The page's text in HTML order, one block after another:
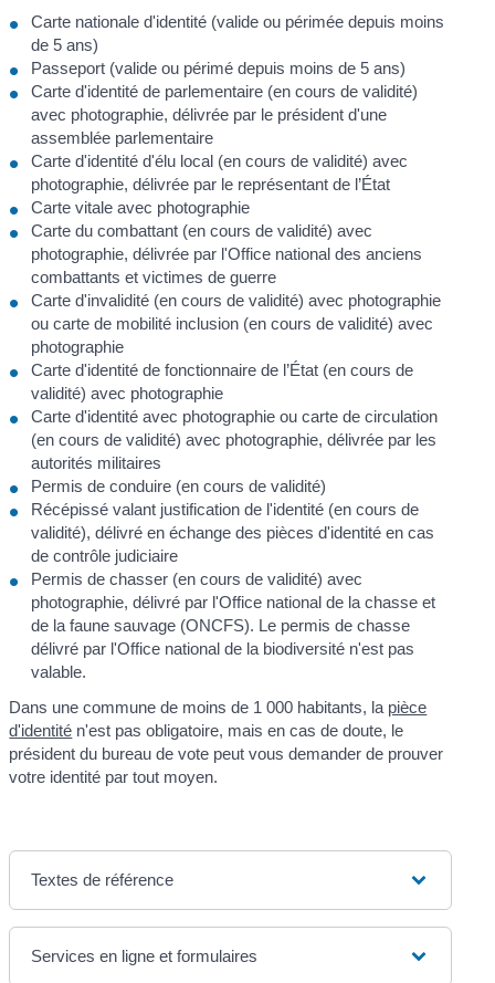
Carte nationale d'identité (valide ou périmée depuis moins
de 5 ans)
Passeport (valide ou périmé depuis moins de 5 ans)
Carte d'identité de parlementaire (en cours de validité)
avec photographie, délivrée par le président d'une
assemblée parlementaire
Carte d'identité d'élu local (en cours de validité) avec
photographie, délivrée par le représentant de l’État
Carte vitale avec photographie
Carte du combattant (en cours de validité) avec
photographie, délivrée par l'Office national des anciens
combattants et victimes de guerre
Carte d'invalidité (en cours de validité) avec photographie
ou carte de mobilité inclusion (en cours de validité) avec
photographie
Carte d'identité de fonctionnaire de l’État (en cours de
validité) avec photographie
Carte d'identité avec photographie ou carte de circulation
(en cours de validité) avec photographie, délivrée par les
autorités militaires
Permis de conduire (en cours de validité)
Récépissé valant justification de l'identité (en cours de
validité), délivré en échange des pièces d'identité en cas
de contrôle judiciaire
Permis de chasser (en cours de validité) avec
photographie, délivré par l'Office national de la chasse et
de la faune sauvage (ONCFS). Le permis de chasse
délivré par l'Office national de la biodiversité n'est pas
valable.
Dans une commune de moins de 1 000 habitants, la pièce
d'identité n'est pas obligatoire, mais en cas de doute, le
président du bureau de vote peut vous demander de prouver
votre identité par tout moyen.
Textes de référence
Services en ligne et formulaires